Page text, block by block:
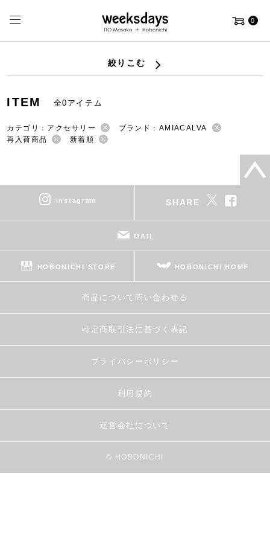
0
絞りこむ
ITEM 全0アイテム
カテゴリ：アクセサリー
ブランド：AMIACALVA
再入荷商品
新着順
instagram SHARE
MAIL
HOBONICHI STORE HOBONICHI HOME
商品について問い合わせる
特定商取引法に基づく表記
プライバシーポリシー
利用規約
運営会社について
© HOBONICHI